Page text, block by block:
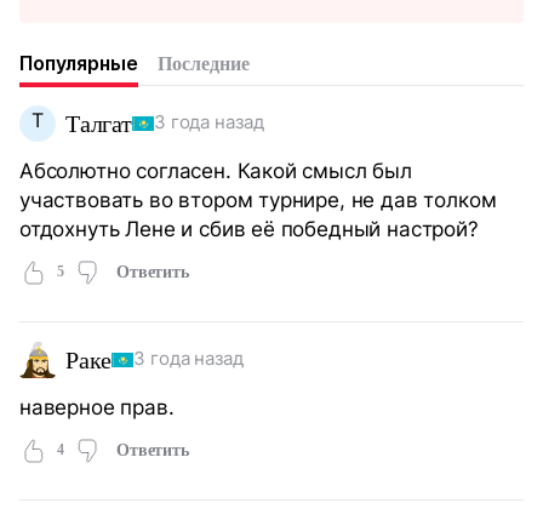
Популярные Последние
Т Талгат 3 года назад
Абсолютно согласен. Какой смысл был
участвовать во втором турнире, не дав толком
отдохнуть Лене и сбив её победный настрой?
5 Ответить
Раке 3 года назад
наверное прав.
4 Ответить